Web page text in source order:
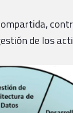
de los